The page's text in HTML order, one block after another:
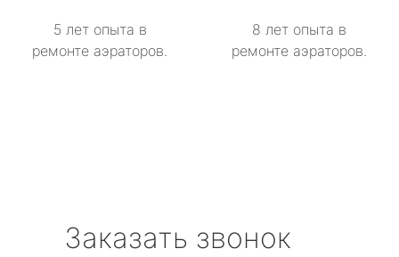
5 лет опыта в
ремонте аэраторов.
8 лет опыта в
ремонте аэраторов.
Заказать звонок